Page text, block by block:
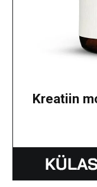
Kreatiin